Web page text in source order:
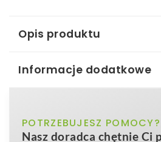
Opis produktu
zwykły gadżet spacerowy – to
Informacje dodatkowe
Kolor
żółty
POTRZEBUJESZ POMOCY?
Nasz doradca chętnie Ci